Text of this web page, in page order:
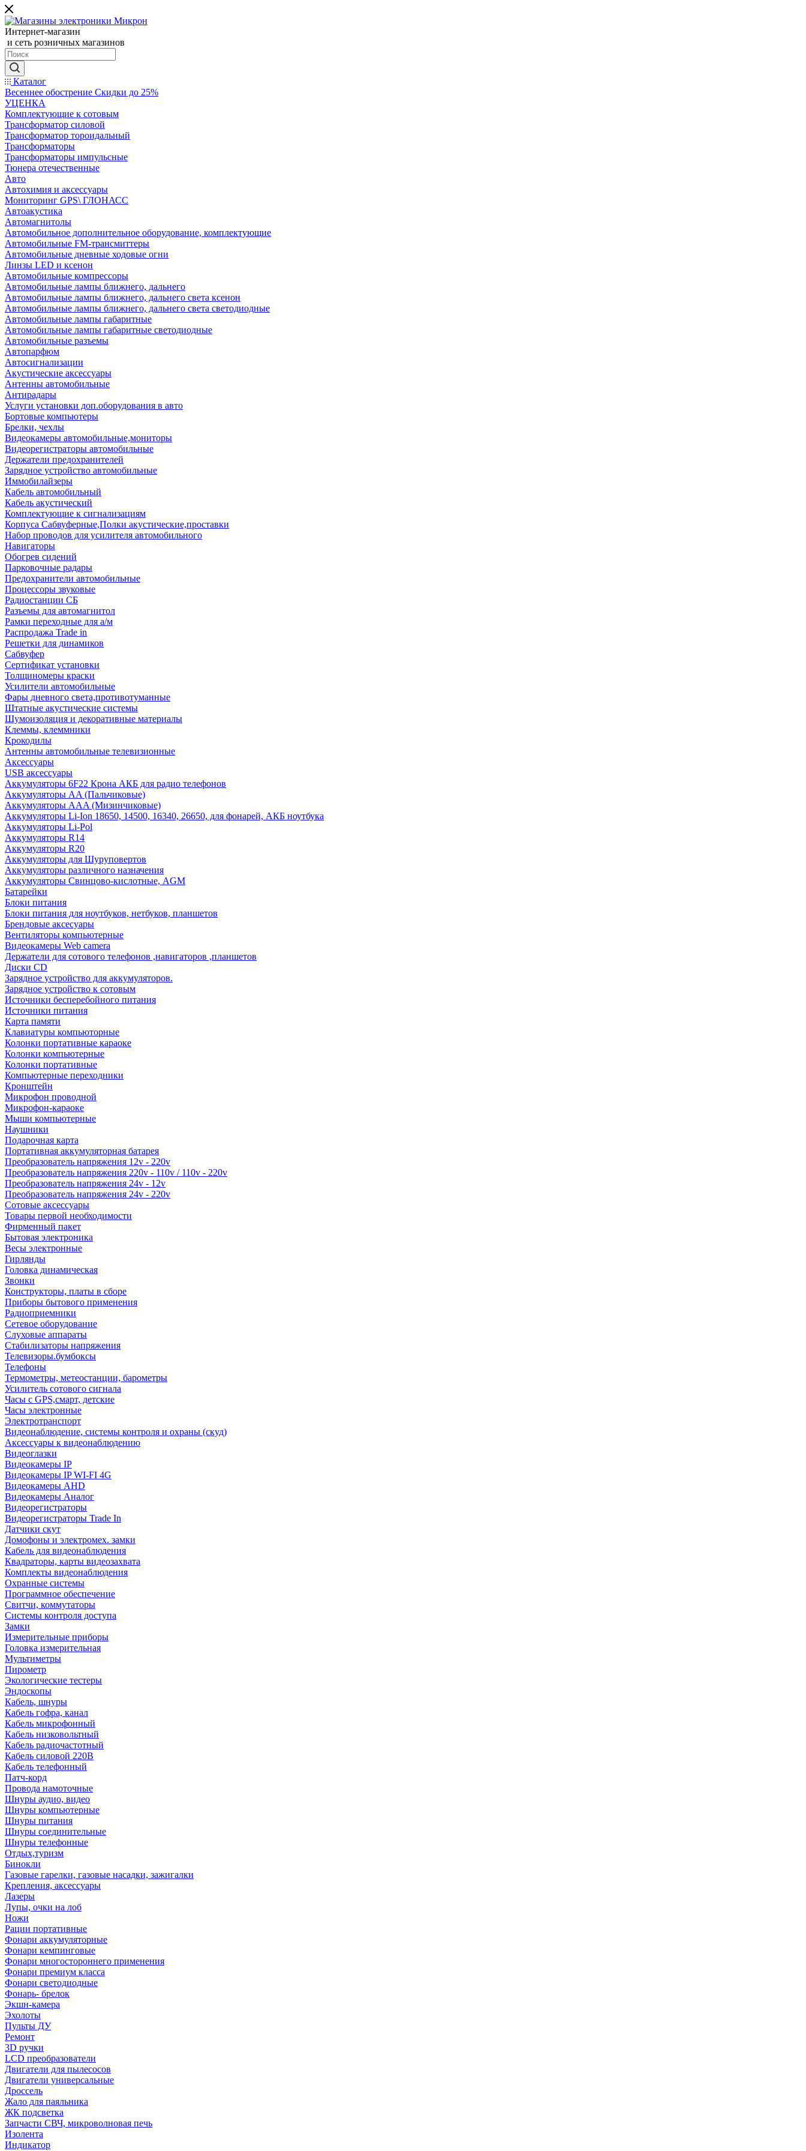
Интернет-магазин
и сеть розничных магазинов
Каталог
Весеннее обострение Скидки до 25%
УЦЕНКА
Комплектующие к сотовым
Трансформатор силовой
Трансформатор тороидальный
Трансформаторы
Трансформаторы импульсные
Тюнера отечественные
Авто
Автохимия и аксессуары
Мониторинг GPS\ ГЛОНАСС
Автоакустика
Автомагнитолы
Автомобильное дополнительное оборудование, комплектующие
Автомобильные FM-трансмиттеры
Автомобильные дневные ходовые огни
Линзы LED и ксенон
Автомобильные компрессоры
Автомобильные лампы ближнего, дальнего
Автомобильные лампы ближнего, дальнего света ксенон
Автомобильные лампы ближнего, дальнего света светодиодные
Автомобильные лампы габаритные
Автомобильные лампы габаритные светодиодные
Автомобильные разъемы
Автопарфюм
Автосигнализации
Акустические аксессуары
Антенны автомобильные
Антирадары
Услуги установки доп.оборудования в авто
Бортовые компьютеры
Брелки, чехлы
Видеокамеры автомобильные,мониторы
Видеорегистраторы автомобильные
Держатели предохранителей
Зарядное устройство автомобильные
Иммобилайзеры
Кабель автомобильный
Кабель акустический
Комплектующие к сигнализациям
Корпуса Сабвуферные,Полки акустические,проставки
Набор проводов для усилителя автомобильного
Навигаторы
Обогрев сидений
Парковочные радары
Предохранители автомобильные
Процессоры звуковые
Радиостанции СБ
Разъемы для автомагнитол
Рамки переходные для а/м
Распродажа Trade in
Решетки для динамиков
Сабвуфер
Сертификат установки
Толщиномеры краски
Усилители автомобильные
Фары дневного света,противотуманные
Штатные акустические системы
Шумоизоляция и декоративные материалы
Клеммы, клеммники
Крокодилы
Антенны автомобильные телевизионные
Аксессуары
USB аксессуары
Аккумуляторы 6F22 Крона АКБ для радио телефонов
Аккумуляторы AA (Пальчиковые)
Аккумуляторы AAA (Мизинчиковые)
Аккумуляторы Li-Ion 18650, 14500, 16340, 26650, для фонарей, АКБ ноутбука
Аккумуляторы Li-Pol
Аккумуляторы R14
Аккумуляторы R20
Аккумуляторы для Шуруповертов
Аккумуляторы различного назначения
Аккумуляторы Свинцово-кислотные, AGM
Батарейки
Блоки питания
Блоки питания для ноутбуков, нетбуков, планшетов
Брендовые аксесуары
Вентиляторы компьютерные
Видеокамеры Web camera
Держатели для сотового телефонов ,навигаторов ,планшетов
Диски CD
Зарядное устройство для аккумуляторов.
Зарядное устройство к сотовым
Источники бесперебойного питания
Источники питания
Карта памяти
Клавиатуры компьюторные
Колонки портативные караоке
Колонки компьютерные
Колонки портативные
Компьютерные переходники
Кронштейн
Микрофон проводной
Микрофон-караоке
Мыши компьютерные
Наушники
Подарочная карта
Портативная аккумуляторная батарея
Преобразователь напряжения 12v - 220v
Преобразователь напряжения 220v - 110v / 110v - 220v
Преобразователь напряжения 24v - 12v
Преобразователь напряжения 24v - 220v
Сотовые аксессуары
Товары первой необходимости
Фирменный пакет
Бытовая электроника
Весы электронные
Гирлянды
Головка динамическая
Звонки
Конструкторы, платы в сборе
Приборы бытового применения
Радиоприемники
Сетевое оборудование
Слуховые аппараты
Стабилизаторы напряжения
Телевизоры.бумбоксы
Телефоны
Термометры, метеостанции, барометры
Усилитель сотового сигнала
Часы с GPS,смарт, детские
Часы электронные
Электротранспорт
Видеонаблюдение, системы контроля и охраны (скуд)
Аксессуары к видеонаблюдению
Видеоглазки
Видеокамеры IP
Видеокамеры IP WI-FI 4G
Видеокамеры AHD
Видеокамеры Аналог
Видеорегистраторы
Видеорегистраторы Trade In
Датчики скут
Домофоны и электромех. замки
Кабель для видеонаблюдения
Квадраторы, карты видеозахвата
Комплекты видеонаблюдения
Охранные системы
Программное обеспечение
Свитчи, коммутаторы
Системы контроля доступа
Замки
Измерительные приборы
Головка измерительная
Мультиметры
Пирометр
Экологические тестеры
Эндоскопы
Кабель, шнуры
Кабель гофра, канал
Кабель микрофонный
Кабель низковольтный
Кабель радиочастотный
Кабель силовой 220В
Кабель телефонный
Патч-корд
Провода намоточные
Шнуры аудио, видео
Шнуры компьютерные
Шнуры питания
Шнуры соединительные
Шнуры телефонные
Отдых,туризм
Бинокли
Газовые гарелки, газовые насадки, зажигалки
Крепления, аксессуары
Лазеры
Лупы, очки на лоб
Ножи
Рации портативные
Фонари аккумуляторные
Фонари кемпинговые
Фонари многостороннего применения
Фонари премиум класса
Фонари светодиодные
Фонарь- брелок
Экшн-камера
Эхолоты
Пульты ДУ
Ремонт
3D ручки
LCD преобразователи
Двигатели для пылесосов
Двигатели универсальные
Дроссель
Жало для паяльника
ЖК подсветка
Запчасти СВЧ, микроволновая печь
Изолента
Индикатор